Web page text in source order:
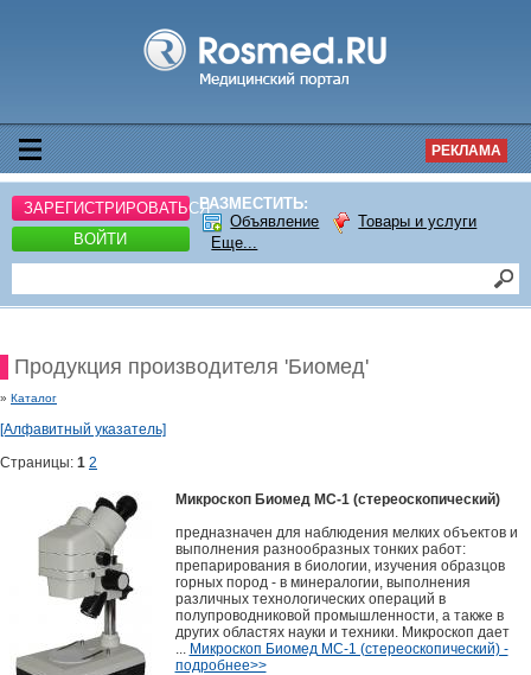
РЕКЛАМА
ЗАРЕГИСТРИРОВАТЬСЯ
ВОЙТИ
РАЗМЕСТИТЬ:
Объявление
Товары и услуги
Еще...
Продукция производителя 'Биомед'
» Каталог
[Алфавитный указатель]
Страницы: 1 2
Микроскоп Биомед МС-1 (стереоскопический)
предназначен для наблюдения мелких объектов и
выполнения разнообразных тонких работ:
препарирования в биологии, изучения образцов
горных пород - в минералогии, выполнения
различных технологических операций в
полупроводниковой промышленности, а также в
других областях науки и техники. Микроскоп дает
... Микроскоп Биомед МС-1 (стереоскопический) -
подробнее>>